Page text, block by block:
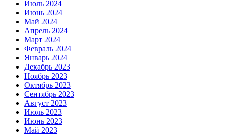
Июль 2024
Июнь 2024
Май 2024
Апрель 2024
Март 2024
Февраль 2024
Январь 2024
Декабрь 2023
Ноябрь 2023
Октябрь 2023
Сентябрь 2023
Август 2023
Июль 2023
Июнь 2023
Май 2023